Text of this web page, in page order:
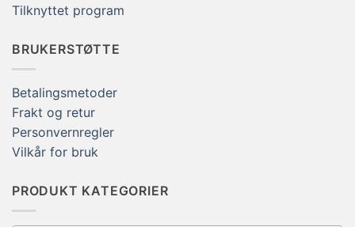
Tilknyttet program
BRUKERSTØTTE
Betalingsmetoder
Frakt og retur
Personvernregler
Vilkår for bruk
PRODUKT KATEGORIER